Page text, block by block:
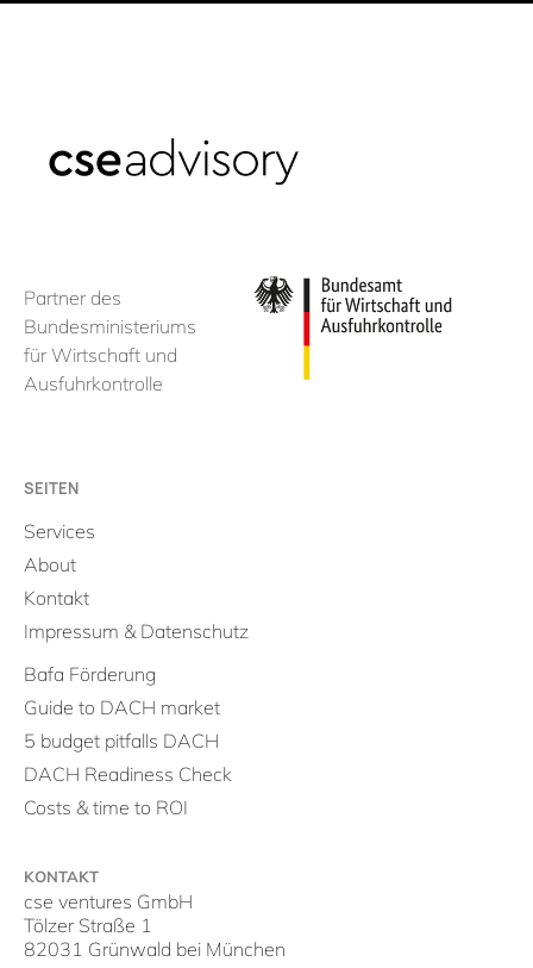
Partner des
Bundesministeriums
für Wirtschaft und
Ausfuhrkontrolle
SEITEN
Services
About
Kontakt
Impressum & Datenschutz
Bafa Förderung
Guide to DACH market
5 budget pitfalls DACH
DACH Readiness Check
Costs & time to ROI
KONTAKT
cse ventures GmbH
Tölzer Straße 1
82031 Grünwald bei München